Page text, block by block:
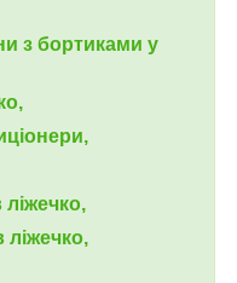
з бортиками у
ліжечко,